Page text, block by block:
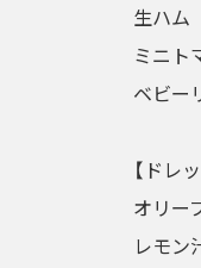
生ハ
ミニ
ベビ
【ドレ
オリ
レモ